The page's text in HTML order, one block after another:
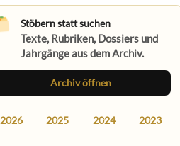
Stöbern statt suchen
Texte, Rubriken, Dossiers und
Jahrgänge aus dem Archiv.
Archiv öffnen
2026 2025 2024 2023